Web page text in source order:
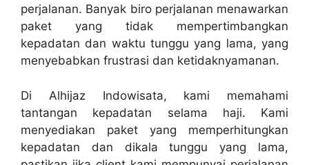
perjalanan. Banyak biro perjalanan menawarkan
paket yang tidak mempertimbangkan
kepadatan dan waktu tunggu yang lama, yang
menyebabkan frustrasi dan ketidaknyamanan.
Di Alhijaz Indowisata, kami memahami
tantangan kepadatan selama haji. Kami
menyediakan paket yang memperhitungkan
kepadatan dan dikala tunggu yang lama,